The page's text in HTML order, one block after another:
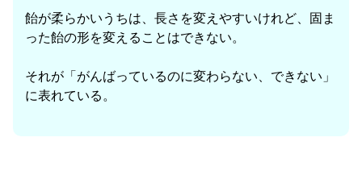
飴が柔らかいうちは、長さを変えやすいけれど、固ま
った飴の形を変えることはできない。
それが「がんばっているのに変わらない、できない」
に表れている。